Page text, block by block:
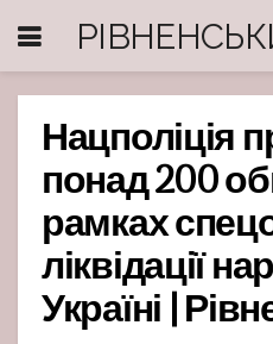
Нацполіція
понад 200
рамках
ліквідації
Україні |